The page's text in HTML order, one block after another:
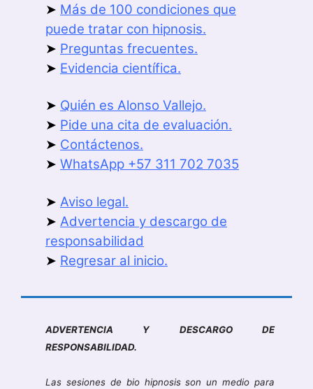
➤ Más de 100 condiciones que
puede tratar con hipnosis.
➤ Preguntas frecuentes.
➤ Evidencia científica.
➤ Quién es Alonso Vallejo.
➤ Pide una cita de evaluación.
➤ Contáctenos.
➤ WhatsApp +57 311 702 7035
➤ Aviso legal.
➤ Advertencia y descargo de
responsabilidad
➤ Regresar al inicio.
ADVERTENCIA Y DESCARGO DE
RESPONSABILIDAD.
Las sesiones de bio hipnosis son un medio para